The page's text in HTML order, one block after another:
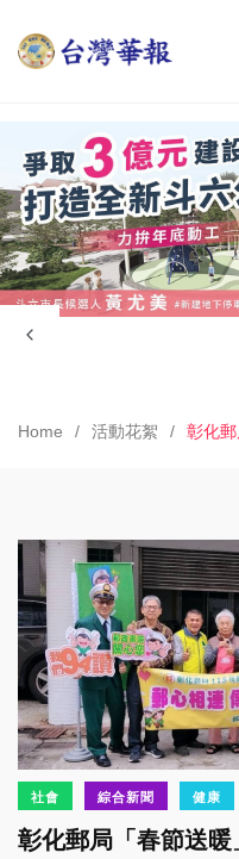
Home 活動花絮 彰化郵
社會 綜合新聞 健康
彰化郵局「春節送暖